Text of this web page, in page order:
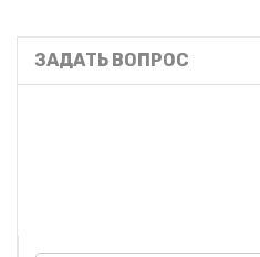
ЗАДАТЬ ВОПРОС